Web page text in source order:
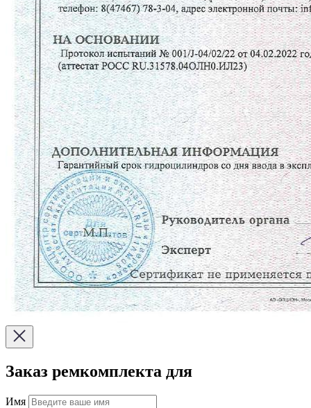
Заказ ремкомплекта для
Имя